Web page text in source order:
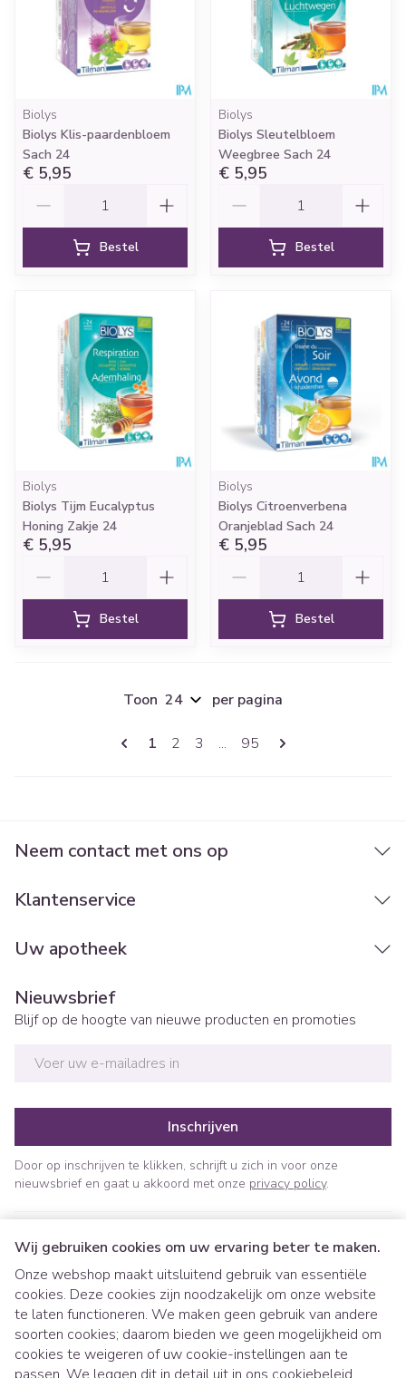
Wij gebruiken cookies om uw ervaring beter te maken.
Onze webshop maakt uitsluitend gebruik van essentiële
cookies. Deze cookies zijn noodzakelijk om onze website
te laten functioneren. We maken geen gebruik van andere
soorten cookies; daarom bieden we geen mogelijkheid om
cookies te weigeren of uw cookie-instellingen aan te
Biolys
Biolys Klis-paardenbloem
Sach 24
€ 5,95
Bestel
Biolys
Biolys Sleutelbloem
Weegbree Sach 24
€ 5,95
Bestel
Biolys
Biolys Tijm Eucalyptus
Honing Zakje 24
€ 5,95
Bestel
Biolys
Biolys Citroenverbena
Oranjeblad Sach 24
€ 5,95
Bestel
Pagina's
U lees momenteel pagina
1 Pagina
2 Pagina
3 ... Pagina
95
Toon per pagina
Neem contact met ons op
Klantenservice
Uw apotheek
Nieuwsbrief
Blijf op de hoogte van nieuwe producten en promoties
Inschrijven
Door op inschrijven te klikken, schrijft u zich in voor onze
nieuwsbrief en gaat u akkoord met onze privacy policy.
Juridische links